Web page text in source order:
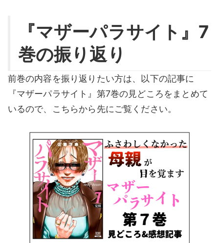
『マザーパラサイト』7
巻の振り返り
前巻の内容を振り返りたい方は、以下の記事に
『マザーパラサイト』第7巻の見どころをまとめて
いるので、こちらから先にご覧ください。